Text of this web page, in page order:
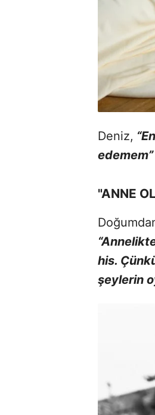
Deniz,
edemem”
"ANNE
his.
şeylerin